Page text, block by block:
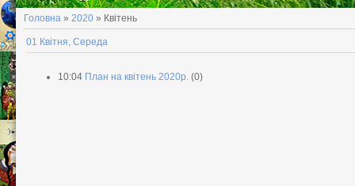
Головна » 2020 » Квітень
01 Квітня, Середа
10:04 План на квітень 2020р. (0)